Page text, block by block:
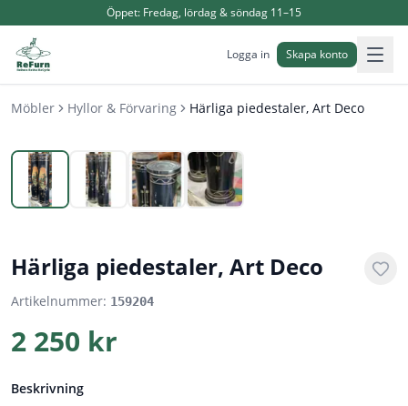
Öppet: Fredag, lördag & söndag 11–15
Logga in Skapa konto
Möbler Hyllor & Förvaring Härliga piedestaler, Art Deco
1/
Härliga piedestaler, Art Deco
Artikelnummer: 159204
2 250 kr
Beskrivning